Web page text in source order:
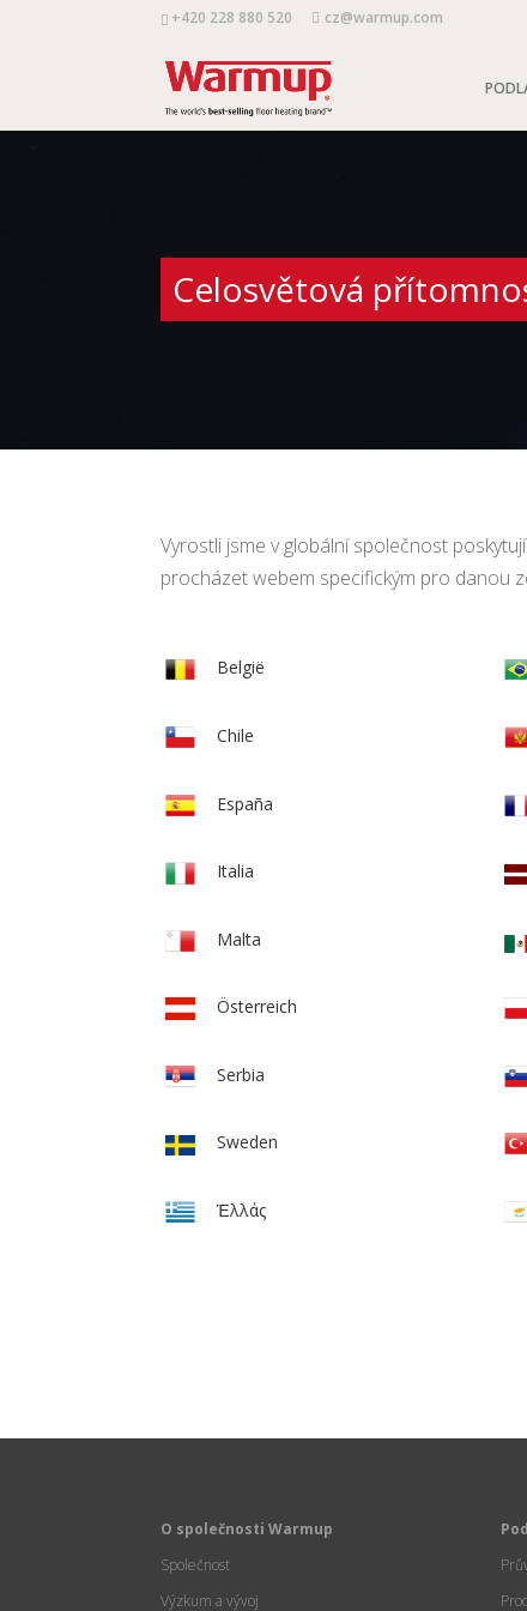
+420 228 880 520 cz@warmup.com
Celosvětová
Vyrostli jsme v globální společnost
procházet webem specifickým pro danou
België
Chile
España
Italia
Malta
Österreich
Serbia
Sweden
Ἑλλάς
O společnosti Warmup
Společnost
Výzkum a vývoj